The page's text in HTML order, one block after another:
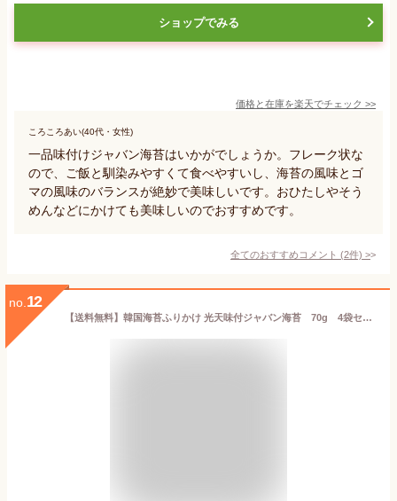
ショップでみる
価格と在庫を楽天でチェック >>
ころころあい(40代・女性)
一品味付けジャバン海苔はいかがでしょうか。フレーク状な
ので、ご飯と馴染みやすくて食べやすいし、海苔の風味とゴ
マの風味のバランスが絶妙で美味しいです。おひたしやそう
めんなどにかけても美味しいのでおすすめです。
全てのおすすめコメント (2件) >
no. 12
【送料無料】韓国海苔ふりかけ 光天味付ジャバン海苔 70g 4袋セット 【光天ジャバン】韓国海苔ふりかけ オクドンジャ オクドンザ 玉童子 ジャバン 味付けのりふりかけ COSTCO コストコ通販 韓国のり 光天ふりかけ 韓国ふりかけ